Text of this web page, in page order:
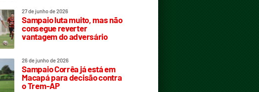
27 de junho de 2026
Sampaio luta muito, mas não
consegue reverter
vantagem do adversário
26 de junho de 2026
Sampaio Corrêa já está em
Macapá para decisão contra
o Trem-AP